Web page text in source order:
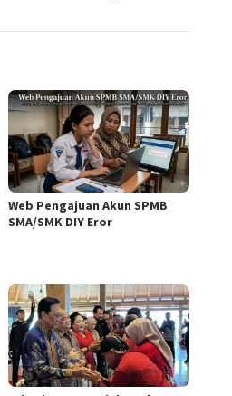
Web Pengajuan Akun SPMB
SMA/SMK DIY Eror